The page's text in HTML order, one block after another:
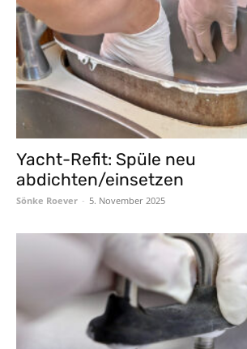
Yacht-Refit: Spüle neu
abdichten/einsetzen
Sönke Roever - 5. November 2025